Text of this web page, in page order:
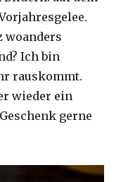
woanders
Ich bin
rauskommt.
wieder ein
gerne